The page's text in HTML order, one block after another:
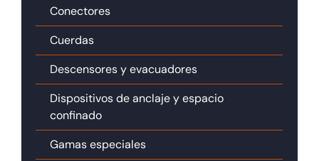
Conectores
Cuerdas
Descensores y evacuadores
Dispositivos de anclaje y espacio
confinado
Gamas especiales